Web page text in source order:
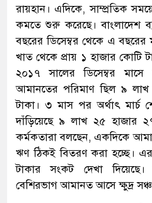
রায়হান। এদিকে, সাম্প্রতিক
কমতে শুরু করেছে। বাংলাদেশ
বছরের ডিসেম্বর থেকে এ বছরের
খাত থেকে প্রায় ১ হাজার কোটি
২০১৭ সালের ডিসেম্বর
আমানতের পরিমাণ ছিল ৯
টাকা। ৩ মাস পর অর্থাৎ মার্চ
দাঁড়িয়েছে ৯ লাখ ২৫ হাজার
কর্মকতারা বলছেন, একদিকে
ঋণ ঠিকই বিতরণ করা হচ্ছে।
টাকার সংকট দেখা দিয়েছে।
বেশিরভাগ আমানত আসে ক্ষুদ্র